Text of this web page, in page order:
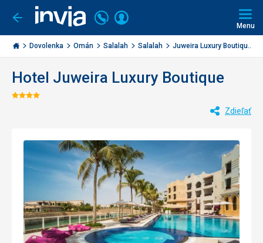
Ísť
späť
Invia.sk
Volajte
+421
2
3221
Prihlásiť
Menu
Dovolenka Omán Salalah Salalah Juweira Luxury Boutiqu...
Hotel Juweira Luxury Boutique
Hodnotenie:
Zdieľať